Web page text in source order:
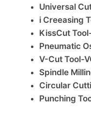
Universal
i Creeasing
KissCut
Pneumatic
V-Cut Tool-
Spindle
Circular
Punching